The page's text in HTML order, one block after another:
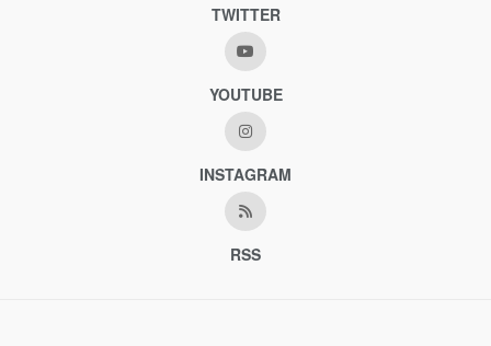
TWITTER
YOUTUBE
INSTAGRAM
RSS